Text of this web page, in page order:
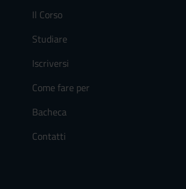
Il Corso
Studiare
Iscriversi
Come fare per
Bacheca
Contatti